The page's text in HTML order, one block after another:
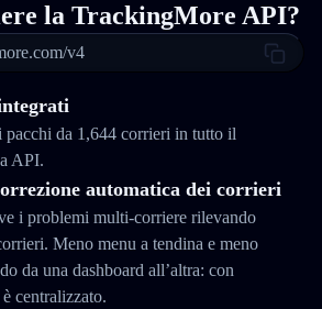
la TrackingMore API?
v4
pacchi da 1,644 corrieri in tutto il
API.
automatica dei corrieri
i problemi multi-corriere rilevando
Meno menu a tendina e meno
da una dashboard all’altra: con
centralizzato.